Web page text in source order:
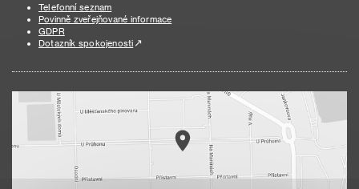
Telefonní seznam
Povinně zveřejňované informace
GDPR
Dotazník spokojenosti